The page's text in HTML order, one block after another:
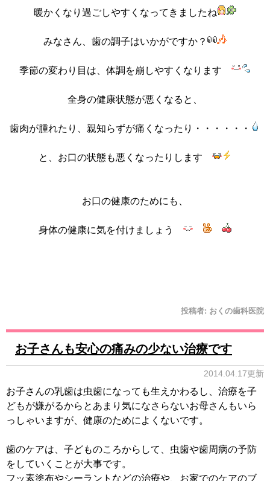
暖かくなり過ごしやすくなってきましたね
みなさん、歯の調子はいかがですか？
季節の変わり目は、体調を崩しやすくなります
全身の健康状態が悪くなると、
歯肉が腫れたり、親知らずが痛くなったり・・・・・・
と、お口の状態も悪くなったりします
お口の健康のためにも、
身体の健康に気を付けましょう
投稿者: おくの歯科医院
お子さんも安心の痛みの少ない治療です
2014.04.17更新
お子さんの乳歯は虫歯になっても生えかわるし、治療を子
どもが嫌がるからとあまり気になさらないお母さんもいら
っしゃいますが、健康のためによくないです。
歯のケアは、子どものころからして、虫歯や歯周病の予防
をしていくことが大事です。
フッ素塗布やシーラントなどの治療や、お家でのケアのブ